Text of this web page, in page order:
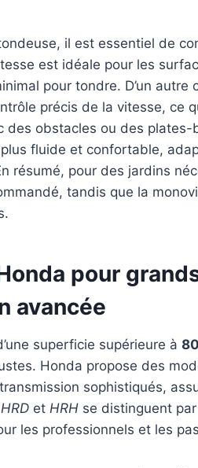
il est essentiel de
est idéale pour les
pour tondre. D’un autre
précis de la vitesse, ce
des obstacles ou des
fluide et confortable,
résumé, pour des jardins
tandis que la
pour
avancée
superficie supérieure à
Honda propose des
sophistiqués,
HRD et HRH se distinguent
les professionnels et les